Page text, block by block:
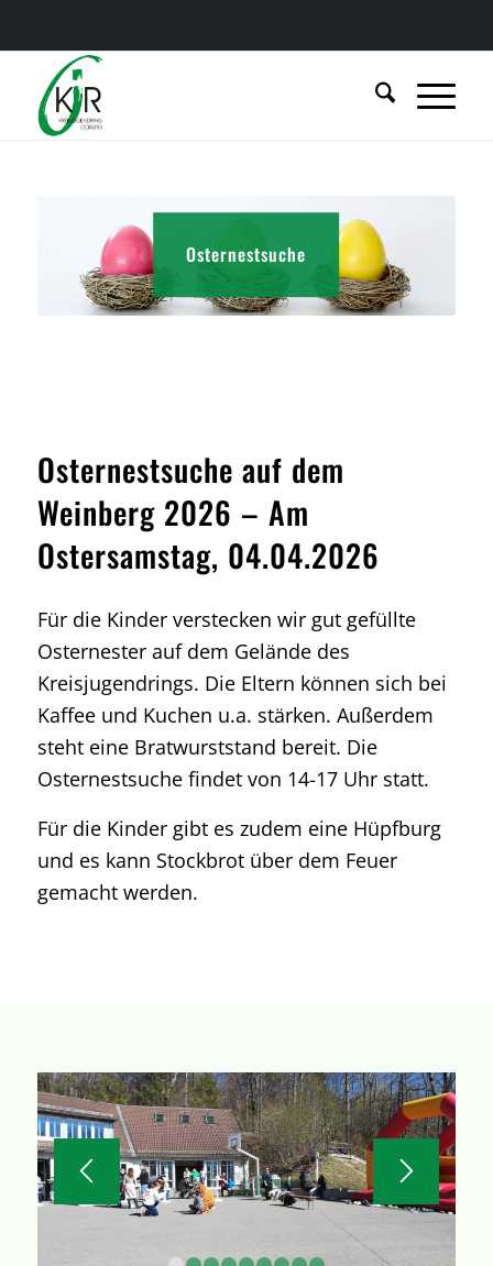
Osternestsuche
Osternestsuche auf dem
Weinberg 2026 – Am
Ostersamstag, 04.04.2026
Für die Kinder verstecken wir gut gefüllte
Osternester auf dem Gelände des
Kreisjugendrings. Die Eltern können sich bei
Kaffee und Kuchen u.a. stärken. Außerdem
steht eine Bratwurststand bereit. Die
Osternestsuche findet von 14-17 Uhr statt.
Für die Kinder gibt es zudem eine Hüpfburg
und es kann Stockbrot über dem Feuer
gemacht werden.